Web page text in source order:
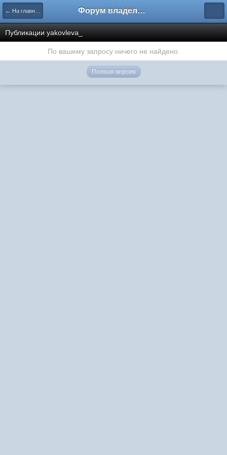
← На главную Форум владельцев интернет-магазинов
Публикации yakovleva_
По вашему запросу ничего не найдено.
Полная версия